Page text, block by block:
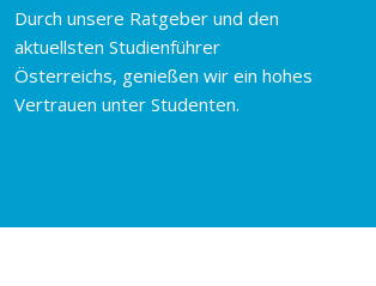
Durch unsere Ratgeber und den
aktuellsten Studienführer
Österreichs, genießen wir ein hohes
Vertrauen unter Studenten.